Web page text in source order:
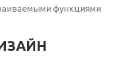
функциями